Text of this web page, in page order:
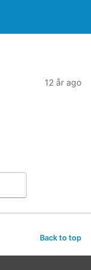
12 år ago
Back to top